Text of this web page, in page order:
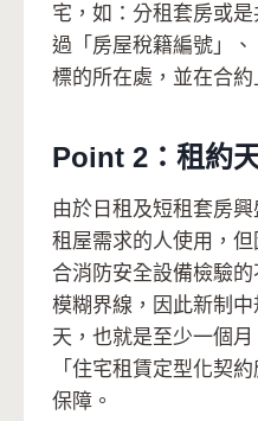
宅，如：分租套房或
過「房屋稅籍編號」
標的所在處，並在合
Point 2：租約
由於日租及短租套房
租屋需求的人使用，
合消防安全設備檢驗
模糊界線，因此新制
天，也就是至少一個
「住宅租賃定型化契
保障。